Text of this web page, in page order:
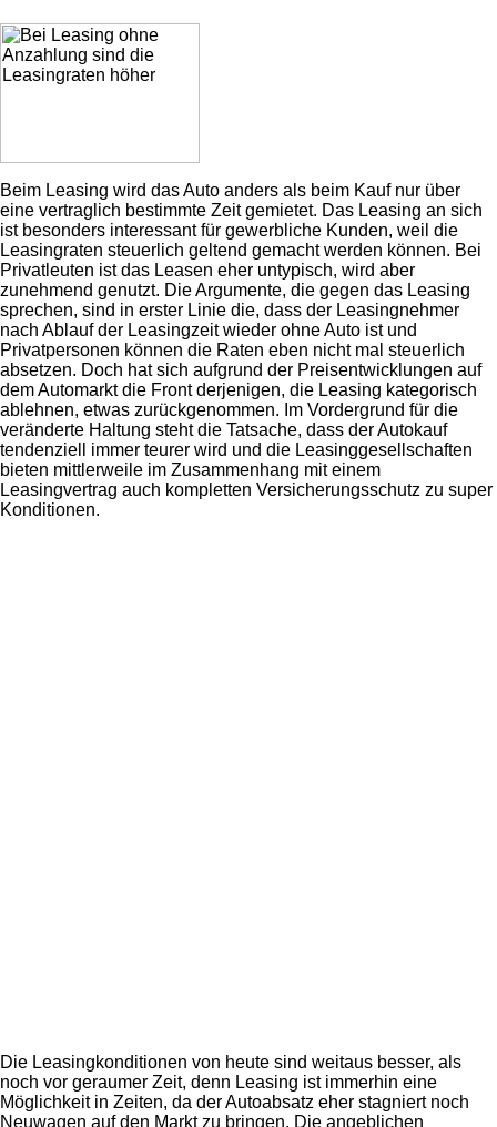
Beim Leasing wird das Auto anders als beim Kauf nur über
eine vertraglich bestimmte Zeit gemietet. Das Leasing an sich
ist besonders interessant für gewerbliche Kunden, weil die
Leasingraten steuerlich geltend gemacht werden können. Bei
Privatleuten ist das Leasen eher untypisch, wird aber
zunehmend genutzt. Die Argumente, die gegen das Leasing
sprechen, sind in erster Linie die, dass der Leasingnehmer
nach Ablauf der Leasingzeit wieder ohne Auto ist und
Privatpersonen können die Raten eben nicht mal steuerlich
absetzen. Doch hat sich aufgrund der Preisentwicklungen auf
dem Automarkt die Front derjenigen, die Leasing kategorisch
ablehnen, etwas zurückgenommen. Im Vordergrund für die
veränderte Haltung steht die Tatsache, dass der Autokauf
tendenziell immer teurer wird und die Leasinggesellschaften
bieten mittlerweile im Zusammenhang mit einem
Leasingvertrag auch kompletten Versicherungsschutz zu super
Konditionen.
Die Leasingkonditionen von heute sind weitaus besser, als
noch vor geraumer Zeit, denn Leasing ist immerhin eine
Möglichkeit in Zeiten, da der Autoabsatz eher stagniert noch
Neuwagen auf den Markt zu bringen. Die angeblichen